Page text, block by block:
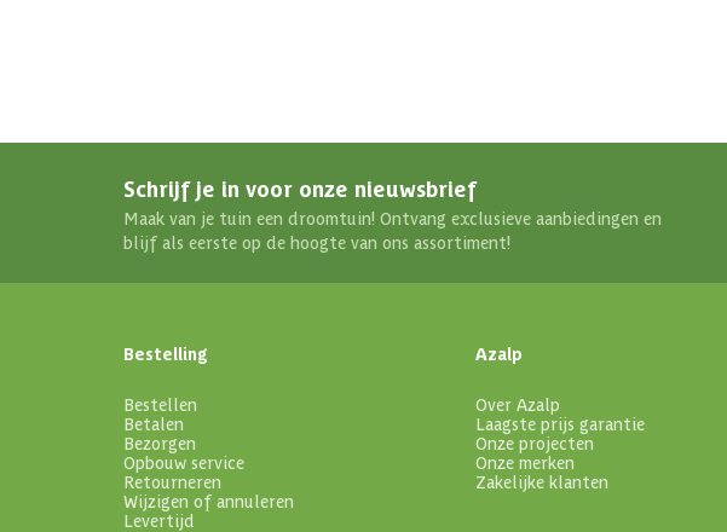
Schrijf je in voor onze nieuwsbrief
Maak van je tuin een droomtuin! Ontvang exclusieve aanbiedingen en
blijf als eerste op de hoogte van ons assortiment!
Bestelling
Bestellen
Betalen
Bezorgen
Opbouw service
Retourneren
Wijzigen of annuleren
Levertijd
Azalp
Over Azalp
Laagste prijs garantie
Onze projecten
Onze merken
Zakelijke klanten